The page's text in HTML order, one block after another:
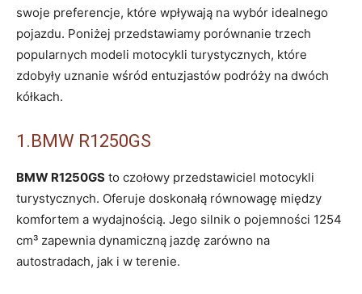
swoje preferencje, które wpływają na wybór idealnego
pojazdu. Poniżej przedstawiamy porównanie trzech
popularnych modeli motocykli turystycznych, które
zdobyły uznanie wśród entuzjastów podróży na dwóch
kółkach.
1.BMW R1250GS
BMW R1250GS to czołowy przedstawiciel motocykli
turystycznych. Oferuje doskonałą równowagę między
komfortem a wydajnością. Jego silnik o pojemności 1254
cm³ zapewnia dynamiczną jazdę zarówno na
autostradach, jak i w terenie.